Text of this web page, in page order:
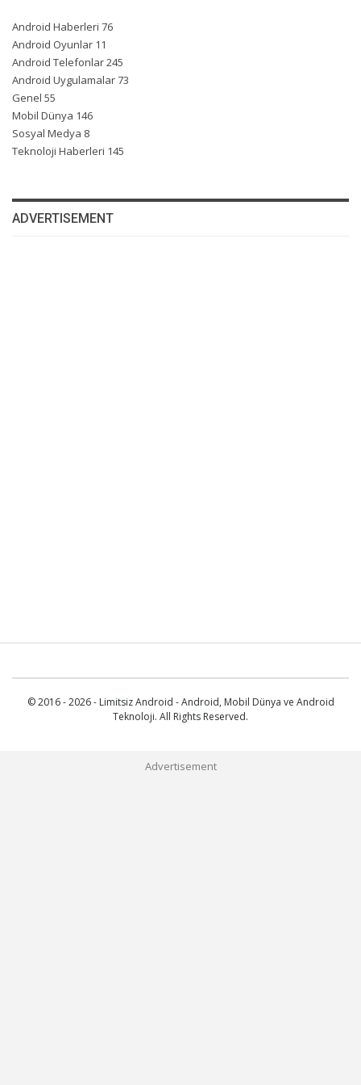
Android Haberleri 76
Android Oyunlar 11
Android Telefonlar245
Android Uygulamalar73
Genel 55
Mobil Dünya 146
Sosyal Medya 8
Teknoloji Haberleri 145
ADVERTISEMENT
© 2016 - 2026 - Limitsiz Android - Android, Mobil Dünya ve Android
Teknoloji. All Rights Reserved.
Advertisement